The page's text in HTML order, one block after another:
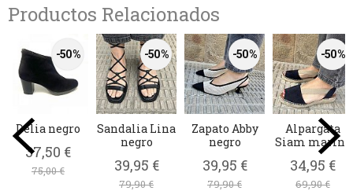
Productos Relacionados
-50 %
Delia negro
37,50 €
75,00 €
-50 %
Sandalia Lina
negro
39,95 €
79,90 €
-50 %
Zapato Abby
negro
39,95 €
79,90 €
-50 %
Alpargata
Siam marino
34,95 €
69,90 €